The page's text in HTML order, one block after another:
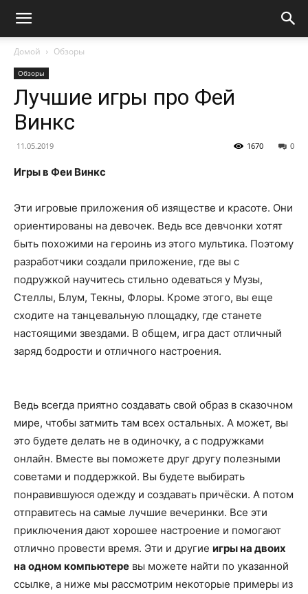
Домой Обзоры
Обзоры
Лучшие игры про Фей
Винкс
11.05.2019 0
1670
Игры в Феи Винкс
Эти игровые приложения об изяществе и красоте. Они
ориентированы на девочек. Ведь все девчонки хотят
быть похожими на героинь из этого мультика. Поэтому
разработчики создали приложение, где вы с
подружкой научитесь стильно одеваться у Музы,
Стеллы, Блум, Текны, Флоры. Кроме этого, вы еще
сходите на танцевальную площадку, где станете
настоящими звездами. В общем, игра даст отличный
заряд бодрости и отличного настроения.
Ведь всегда приятно создавать свой образ в сказочном
мире, чтобы затмить там всех остальных. А может, вы
это будете делать не в одиночку, а с подружками
онлайн. Вместе вы поможете друг другу полезными
советами и поддержкой. Вы будете выбирать
понравившуюся одежду и создавать причёски. А потом
отправитесь на самые лучшие вечеринки. Все эти
приключения дают хорошее настроение и помогают
отлично провести время. Эти и другие игры на двоих
на одном компьютере вы можете найти по указанной
ссылке, а ниже мы рассмотрим некоторые примеры из